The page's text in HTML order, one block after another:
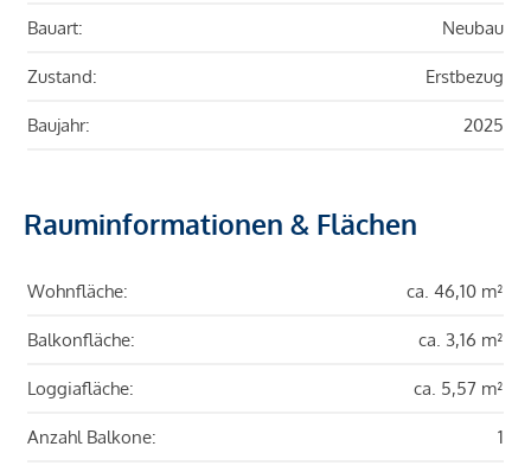
Bauart: Neubau
Zustand: Erstbezug
Baujahr: 2025
Rauminformationen & Flächen
Wohnfläche: ca. 46,10 m²
Balkonfläche: ca. 3,16 m²
Loggiafläche: ca. 5,57 m²
Anzahl Balkone: 1